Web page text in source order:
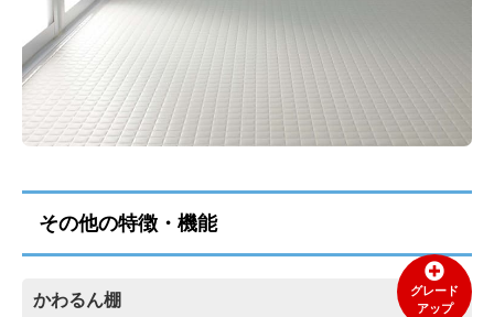
その他の特徴・機能
かわるん棚
グレード
アップ